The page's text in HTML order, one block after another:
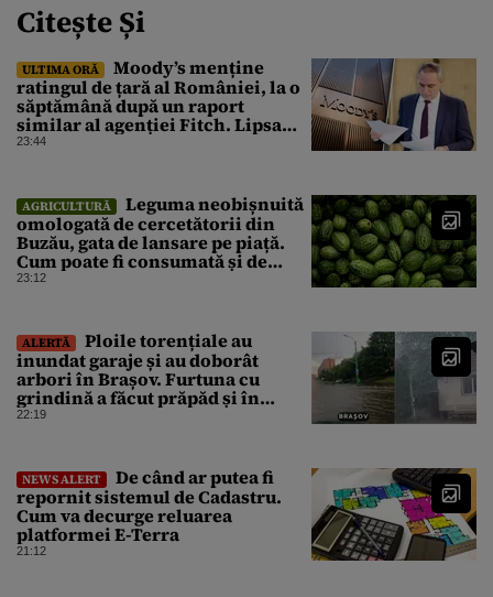
Citește Și
ULTIMA ORĂ
Moody’s menține
ratingul de țară al României, la o
săptămână după un raport
similar al agenției Fitch. Lipsa
unui guvern cu puteri depline,
23:44
AGRICULTURĂ
Leguma neobișnuită
omologată de cercetătorii din
Buzău, gata de lansare pe piață.
Cum poate fi consumată și de
unde provine soiul
23:12
ALERTĂ
Ploile torențiale au
inundat garaje și au doborât
arbori în Brașov. Furtuna cu
grindină a făcut prăpăd și în
Bihor
22:19
NEWS ALERT
De când ar putea fi
repornit sistemul de Cadastru.
Cum va decurge reluarea
platformei E-Terra
21:12